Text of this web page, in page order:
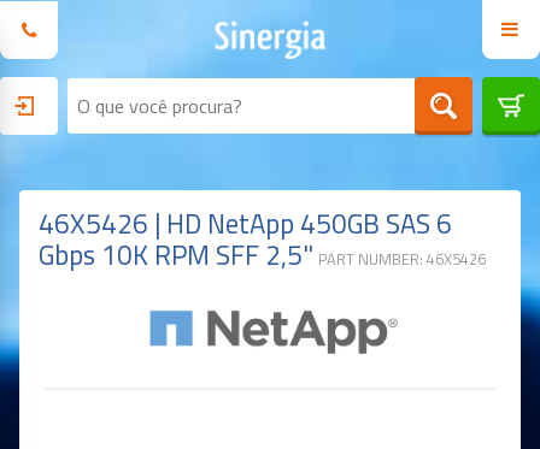
46X5426 | HD NetApp 450GB SAS 6
Gbps 10K RPM SFF 2,5" PART NUMBER: 46X5426